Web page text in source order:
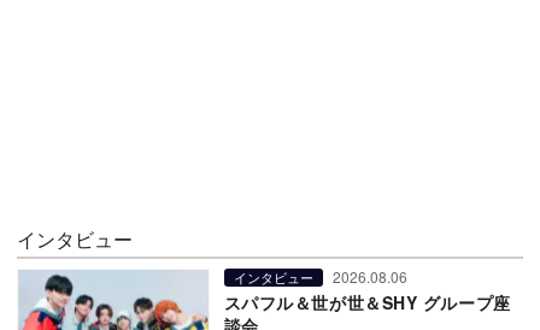
インタビュー
インタビュー 2026.08.06
スパフル＆世が世＆SHY グループ座
談会